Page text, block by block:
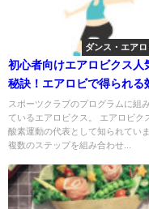
ダンス・エアロ
初心者向けエアロビクス人
秘訣！エアロビで得られる
は？
スポーツクラブのプログラムに組
ているエアロビクス。 エアロビク
酸素運動の代表として知られていま
複数のステップを組み合わせ...